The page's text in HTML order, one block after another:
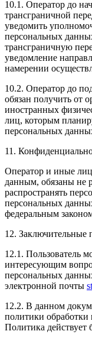
10.1. Оператор до
трансграничной
уведомить
персональных
трансграничную
уведомление
намерении
10.2. Оператор до
обязан получить от
иностранных
лиц, которым
персональных
11.
Оператор и иные
данным, обязаны не
распространять
персональных
федеральным
12. Заключительные
12.1. Пользователь
интересующим
персональных
электронной почты
12.2. В данном
политики
Политика действует